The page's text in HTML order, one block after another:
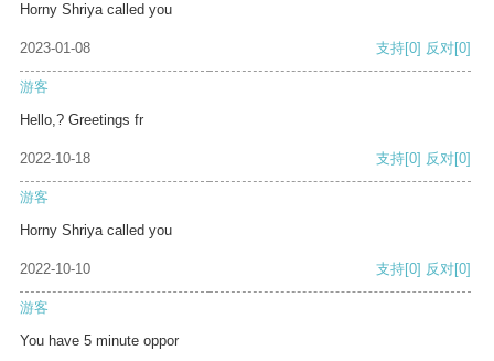
Horny Shriya called you
2023-01-08 支持[0] 反对[0]
游客
Hello,? Greetings fr
2022-10-18 支持[0] 反对[0]
游客
Horny Shriya called you
2022-10-10 支持[0] 反对[0]
游客
You have 5 minute oppor